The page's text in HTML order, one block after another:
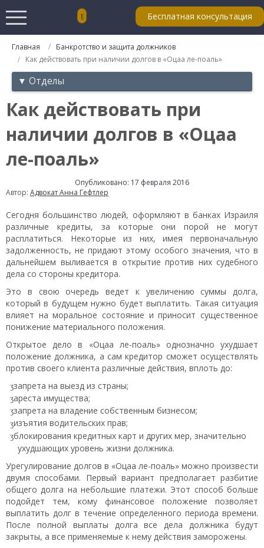
Бесплатная консультация
Главная
Банкротство и защита должников
Как действовать при наличии долгов в «Оцаа ле-поаль»
▼ Отделы
Как действовать при
наличии долгов в «Оцаа
ле-поаль»
Опубликовано: 17 февраля 2016
Автор: Адвокат Анна Гефтлер
Сегодня большинство людей, оформляют в банках Израиля
различные кредиты, за которые они порой не могут
расплатиться. Некоторые из них, имея первоначальную
задолженность, не придают этому особого значения, что в
дальнейшем выливается в открытие против них судебного
дела со стороны кредитора.
Это в свою очередь ведет к увеличению суммы долга,
который в будущем нужно будет выплатить. Такая ситуация
влияет на моральное состояние и приносит существенное
понижение материального положения.
Открытое дело в «Оцаа ле-поаль» однозначно ухудшает
положение должника, а сам кредитор сможет осуществлять
против своего клиента различные действия, вплоть до:
запрета на выезд из страны;
ареста имущества;
запрета на владение собственным бизнесом;
изъятия водительских прав;
блокирования кредитных карт и других мер, значительно
ухудшающих уровень жизни должника.
Урегулирование долгов в «Оцаа ле-поаль» можно произвести
двумя способами. Первый вариант предполагает разбитие
общего долга на небольшие платежи. Этот способ больше
подойдет тем, кому финансовое положение позволяет
выплатить долг в течение определенного периода времени.
После полной выплаты долга все дела должника будут
закрыты, а все применяемые к нему действия заморожены.